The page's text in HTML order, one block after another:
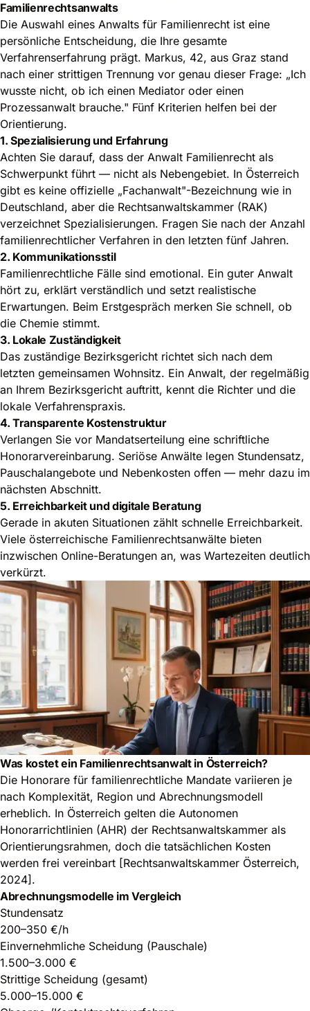
Familienrechtsanwalts
Die Auswahl eines Anwalts für Familienrecht ist eine
persönliche Entscheidung, die Ihre gesamte
Verfahrenserfahrung prägt. Markus, 42, aus Graz stand
nach einer strittigen Trennung vor genau dieser Frage: „Ich
wusste nicht, ob ich einen Mediator oder einen
Prozessanwalt brauche." Fünf Kriterien helfen bei der
Orientierung.
1. Spezialisierung und Erfahrung
Achten Sie darauf, dass der Anwalt Familienrecht als
Schwerpunkt führt — nicht als Nebengebiet. In Österreich
gibt es keine offizielle „Fachanwalt"-Bezeichnung wie in
Deutschland, aber die Rechtsanwaltskammer (RAK)
verzeichnet Spezialisierungen. Fragen Sie nach der Anzahl
familienrechtlicher Verfahren in den letzten fünf Jahren.
2. Kommunikationsstil
Familienrechtliche Fälle sind emotional. Ein guter Anwalt
hört zu, erklärt verständlich und setzt realistische
Erwartungen. Beim Erstgespräch merken Sie schnell, ob
die Chemie stimmt.
3. Lokale Zuständigkeit
Das zuständige Bezirksgericht richtet sich nach dem
letzten gemeinsamen Wohnsitz. Ein Anwalt, der regelmäßig
an Ihrem Bezirksgericht auftritt, kennt die Richter und die
lokale Verfahrenspraxis.
4. Transparente Kostenstruktur
Verlangen Sie vor Mandatserteilung eine schriftliche
Honorarvereinbarung. Seriöse Anwälte legen Stundensatz,
Pauschalangebote und Nebenkosten offen — mehr dazu im
nächsten Abschnitt.
5. Erreichbarkeit und digitale Beratung
Gerade in akuten Situationen zählt schnelle Erreichbarkeit.
Viele österreichische Familienrechtsanwälte bieten
inzwischen Online-Beratungen an, was Wartezeiten deutlich
verkürzt.
Was kostet ein Familienrechtsanwalt in Österreich?
Die Honorare für familienrechtliche Mandate variieren je
nach Komplexität, Region und Abrechnungsmodell
erheblich. In Österreich gelten die Autonomen
Honorarrichtlinien (AHR) der Rechtsanwaltskammer als
Orientierungsrahmen, doch die tatsächlichen Kosten
werden frei vereinbart [Rechtsanwaltskammer Österreich,
2024].
Abrechnungsmodelle im Vergleich
Stundensatz
200–350 €/h
Einvernehmliche Scheidung (Pauschale)
1.500–3.000 €
Strittige Scheidung (gesamt)
5.000–15.000 €